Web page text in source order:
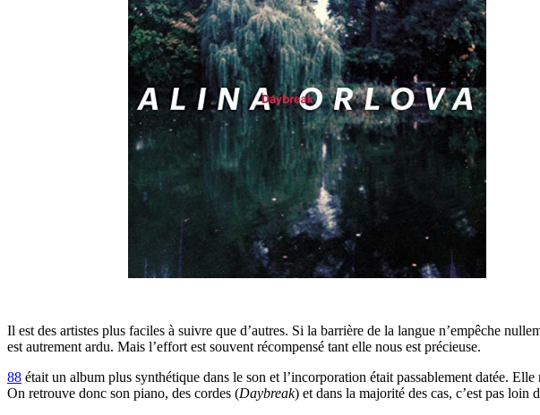
Il est des artistes plus faciles à suivre que d’autres. Si la barrière de la langue n’empêche
est autrement ardu. Mais l’effort est souvent récompensé tant elle nous est précieuse.
88 était un album plus synthétique dans le son et l’incorporation était passablement datée.
On retrouve donc son piano, des cordes (Daybreak) et dans la majorité des cas, c’est pas loin